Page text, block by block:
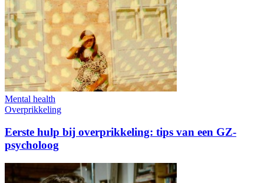
Mental health
Overprikkeling
Eerste hulp bij overprikkeling: tips van een GZ-
psycholoog